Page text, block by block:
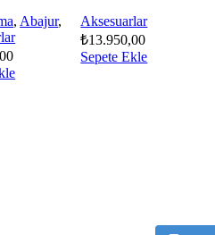
, Abajur,
Aksesuarlar
₺13.950,00
Sepete Ekle